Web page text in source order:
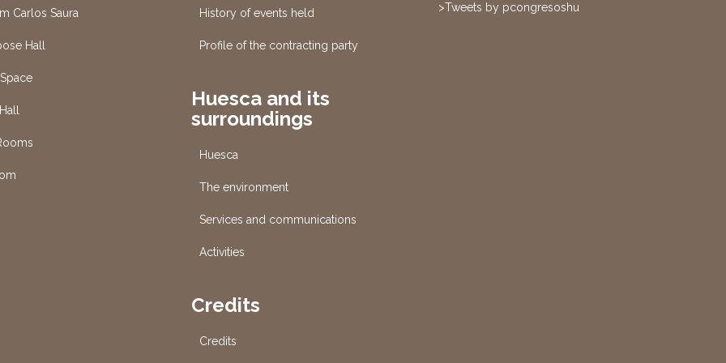
Carlos Saura
Hall
History of events held
Profile of the contracting party
Huesca and its
surroundings
Huesca
The environment
Services and communications
Activities
Credits
Credits
>Tweets by pcongresoshu